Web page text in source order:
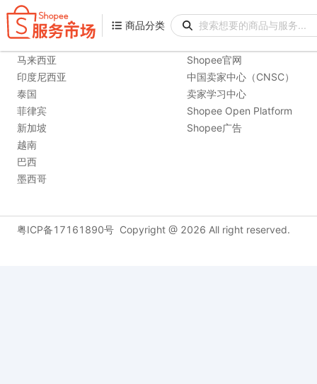
商品分类
商品分类
购物站点
马来西亚
印度尼西亚
泰国
菲律宾
新加坡
越南
巴西
墨西哥
相关链接
Shopee官网
中国卖家中心（CNSC）
卖家学习中心
Shopee Open Platform
Shopee广告
粤ICP备17161890号 Copyright @ 2026 All right reserved.